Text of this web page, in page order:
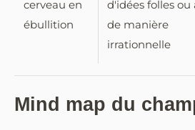
cerveau en
ébullition
d'idées folles ou
de manière
irrationnelle
Mind map du